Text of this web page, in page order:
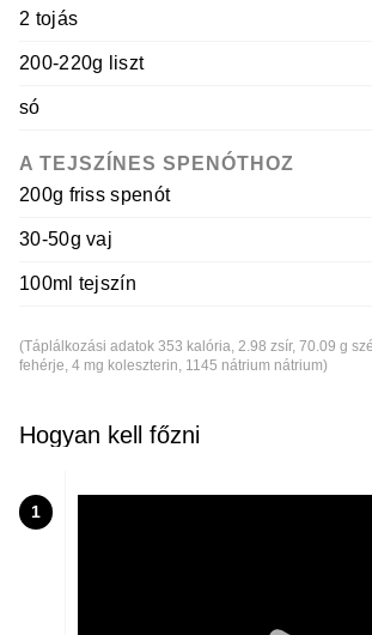
2 tojás
200-220g liszt
só
A TEJSZÍNES SPENÓTHOZ
200g friss spenót
30-50g vaj
100ml tejszín
(Táplálkozási adatok 353 kalória, 2.98 zsír, 70.09 g
fehérje, 4 mg koleszterin, 1145 nátrium nátrium)
Hogyan kell főzni
1